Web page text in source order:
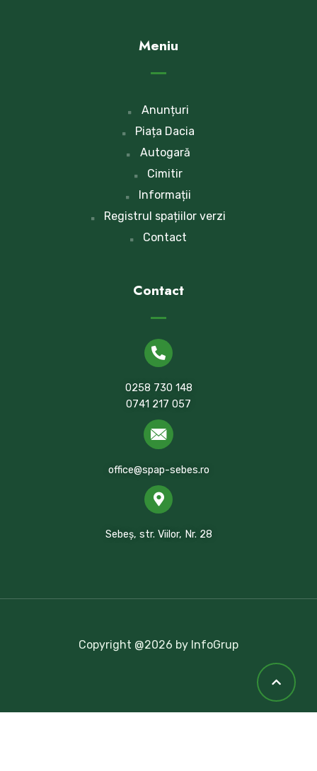
Meniu
Anunțuri
Piața Dacia
Autogară
Cimitir
Informații
Registrul spațiilor verzi
Contact
Contact
0258 730 148
0741 217 057
office@spap-sebes.ro
Sebeș, str. Viilor, Nr. 28
Copyright @2026 by InfoGrup